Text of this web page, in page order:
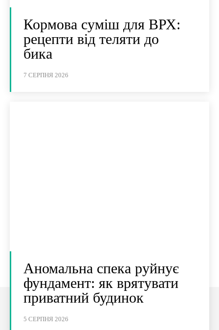
Кормова суміш для ВРХ:
рецепти від теляти до
бика
7 СЕРПНЯ 2026
Аномальна спека руйнує
фундамент: як врятувати
приватний будинок
5 СЕРПНЯ 2026